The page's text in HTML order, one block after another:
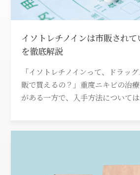
イソトレチノインは市販され
を徹底解説
「イソトレチノインって、ドラッ
販で買えるの？」重度ニキビの治
がある一方で、入手方法について